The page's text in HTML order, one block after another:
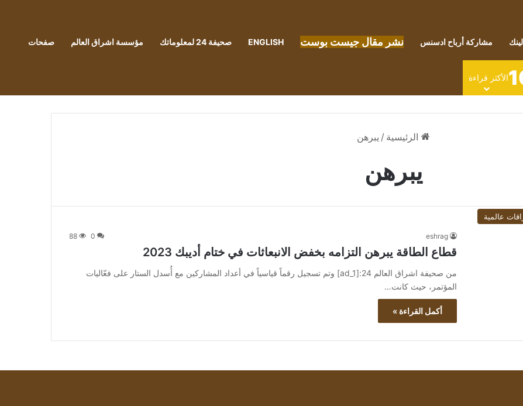
مشاركة أرباح ادسنس نشر مقال جيست بوست ENGLISH صحيفة 24 لمعلوماتك مؤسسة اشراق العالم صفحات
الأكثر قراءة
الرئيسية / يبرهن
يبرهن
عالمية
eshrag
0
88
قطاع الطاقة يبرهن التزامه بخفض الانبعاثات في ختام أديبك 2023
من صحيفة اشراق العالم 24:[ad_1] وتم تسجيل رقماً قياسياً في أعداد المشاركين مع أُسدل الستار على فعّاليات
المؤتمر، حيث كانت…
أكمل القراءة »